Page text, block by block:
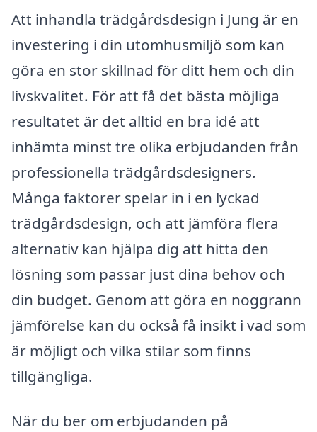
Att inhandla trädgårdsdesign i Jung är en
investering i din utomhusmiljö som kan
göra en stor skillnad för ditt hem och din
livskvalitet. För att få det bästa möjliga
resultatet är det alltid en bra idé att
inhämta minst tre olika erbjudanden från
professionella trädgårdsdesigners.
Många faktorer spelar in i en lyckad
trädgårdsdesign, och att jämföra flera
alternativ kan hjälpa dig att hitta den
lösning som passar just dina behov och
din budget. Genom att göra en noggrann
jämförelse kan du också få insikt i vad som
är möjligt och vilka stilar som finns
tillgängliga.
När du ber om erbjudanden på